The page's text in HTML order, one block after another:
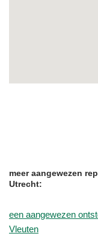
meer aangewezen
Utrecht:
een aangewezen
Vleuten